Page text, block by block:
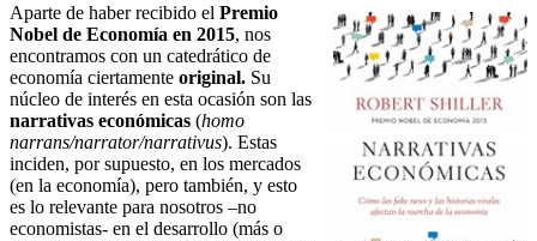
Aparte de haber recibido el Premio
Nobel de Economía en 2015, nos
encontramos con un catedrático de
economía ciertamente original. Su
núcleo de interés en esta ocasión son las
narrativas económicas (homo
narrans/narrator/narrativus). Estas
inciden, por supuesto, en los mercados
(en la economía), pero también, y esto
es lo relevante para nosotros –no
economistas- en el desarrollo (más o